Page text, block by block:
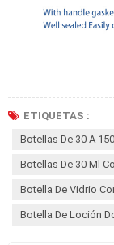
ETIQUETAS :
Botellas De 30 A
Botellas De 30 Ml
Botella De Vidrio
Botella De Loción